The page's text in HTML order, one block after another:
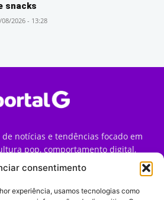
consentimento
experiência, usamos tecnologias como
snacks
08/2026 - 13:28
notícias e tendências focado em
pop, comportamento digital,
de marca que impactam a
vive e consome internet no Brasil.